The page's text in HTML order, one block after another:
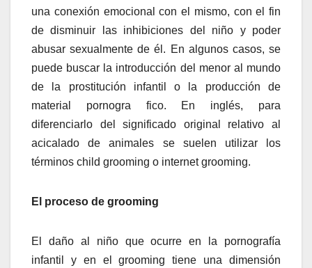
una conexión emocional con el mismo, con el fin
de disminuir las inhibiciones del niño y poder
abusar sexualmente de él. En algunos casos, se
puede buscar la introducción del menor al mundo
de la prostitución infantil o la producción de
material pornogra fico. En inglés, para
diferenciarlo del significado original relativo al
acicalado de animales se suelen utilizar los
términos child grooming o internet grooming.
El proceso de grooming
El daño al niño que ocurre en la pornografía
infantil y en el grooming tiene una dimensión